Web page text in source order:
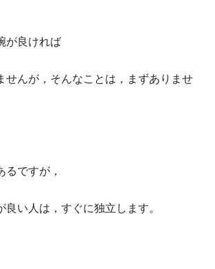
が良ければ
せんが，そんなことは，まずありませ
るですが，
良い人は，すぐに独立します。